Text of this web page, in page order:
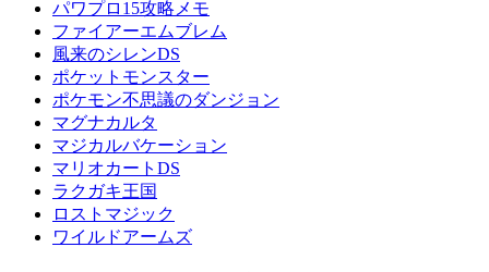
パワプロ15攻略メモ
ファイアーエムブレム
風来のシレンDS
ポケットモンスター
ポケモン不思議のダンジョン
マグナカルタ
マジカルバケーション
マリオカートDS
ラクガキ王国
ロストマジック
ワイルドアームズ